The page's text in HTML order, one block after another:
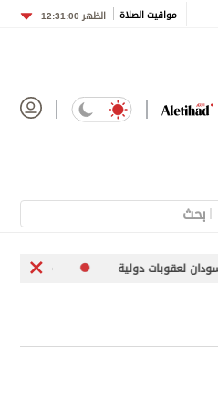
مواقيت الصلاة الظهر 12:31:00
دولية «اليونيفيل» توثق إطلاق إسرائيل